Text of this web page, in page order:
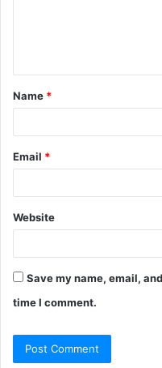
t
*
Name *
Email *
Website
Save my name, email,
time I comment.